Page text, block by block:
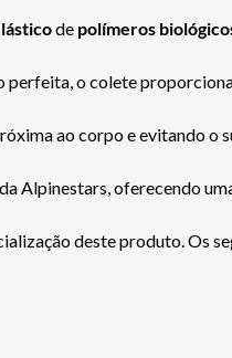
de polímeros
perfeita, o colete
ao corpo e evitando o
Alpinestars, oferecendo
deste produto. Os